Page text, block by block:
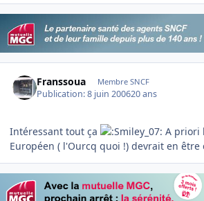
Franssoua Membre SNCF
Publication:8 juin 200620 ans
Intéressant tout ça
A priori
Européen ( l'Ourcq quoi !) devrait en être